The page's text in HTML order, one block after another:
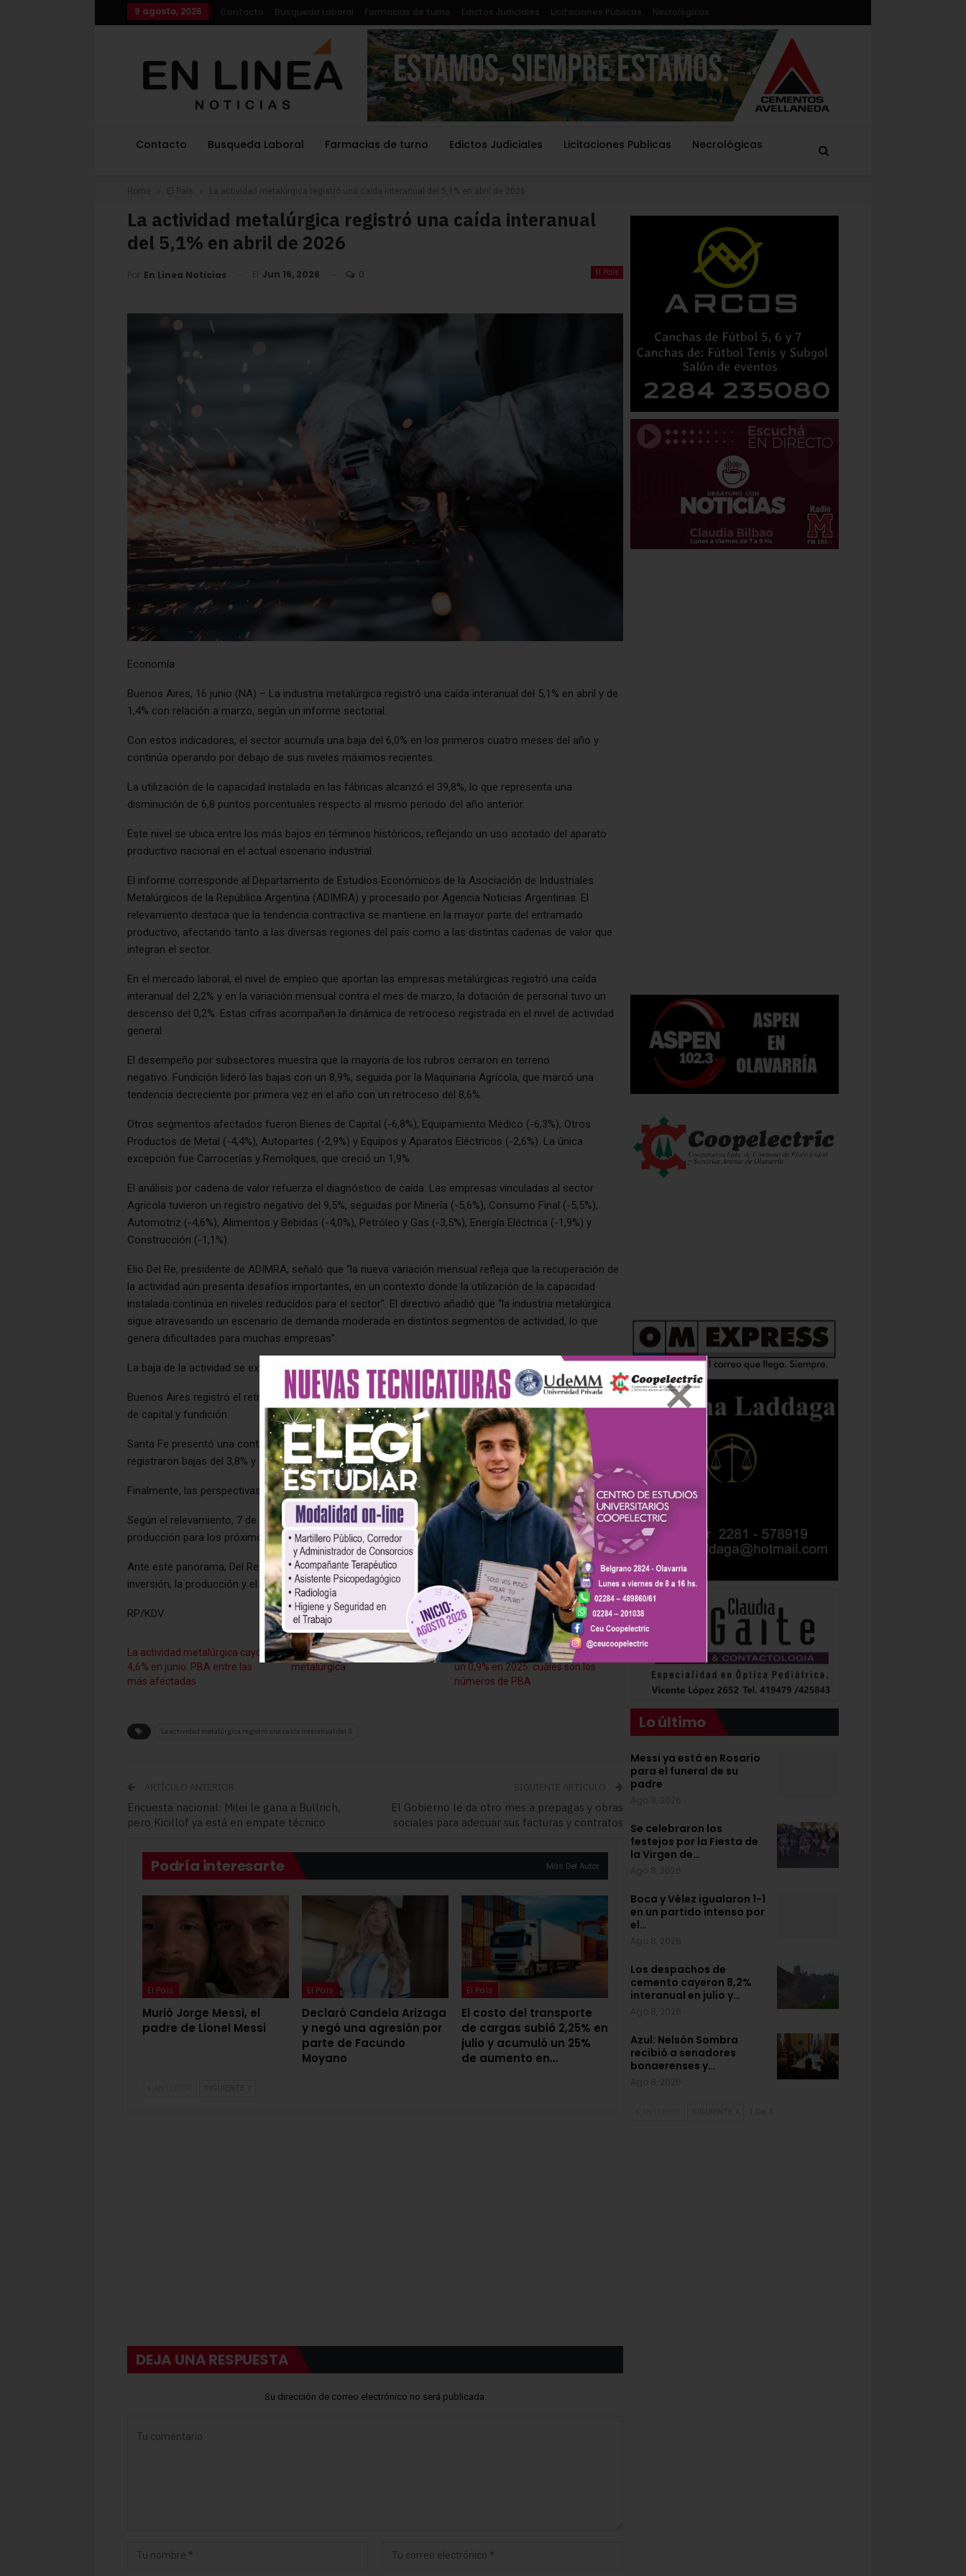
9 agosto, 2026 Contacto Busqueda Laboral Farmacias de turno Edictos Judiciales Licitaciones Publicas Necrológicas
Contacto Busqueda Laboral Farmacias de turno Edictos Judiciales Licitaciones Publicas Necrológicas
Home El País La actividad metalúrgica registró una caída interanual del 5,1% en abril de 2026
La actividad metalúrgica registró una caída interanual
del 5,1% en abril de 2026
El País
Por En Linea Noticias El Jun 16, 2026 0
Economía
Buenos Aires, 16 junio (NA) – La industria metalúrgica registró una caída interanual del 5,1% en abril y de
1,4% con relación a marzo, según un informe sectorial.
Con estos indicadores, el sector acumula una baja del 6,0% en los primeros cuatro meses del año y
continúa operando por debajo de sus niveles máximos recientes.
La utilización de la capacidad instalada en las fábricas alcanzó el 39,8%, lo que representa una
disminución de 6,8 puntos porcentuales respecto al mismo periodo del año anterior.
Este nivel se ubica entre los más bajos en términos históricos, reflejando un uso acotado del aparato
productivo nacional en el actual escenario industrial.
El informe corresponde al Departamento de Estudios Económicos de la Asociación de Industriales
Metalúrgicos de la República Argentina (ADIMRA) y procesado por Agencia Noticias Argentinas. El
relevamiento destaca que la tendencia contractiva se mantiene en la mayor parte del entramado
productivo, afectando tanto a las diversas regiones del país como a las distintas cadenas de valor que
integran el sector.
En el mercado laboral, el nivel de empleo que aportan las empresas metalúrgicas registró una caída
interanual del 2,2% y en la variación mensual contra el mes de marzo, la dotación de personal tuvo un
descenso del 0,2%. Estas cifras acompañan la dinámica de retroceso registrada en el nivel de actividad
general.
El desempeño por subsectores muestra que la mayoría de los rubros cerraron en terreno
negativo. Fundición lideró las bajas con un 8,9%, seguida por la Maquinaria Agrícola, que marcó una
tendencia decreciente por primera vez en el año con un retroceso del 8,6%.
Otros segmentos afectados fueron Bienes de Capital (-6,8%), Equipamiento Médico (-6,3%), Otros
Productos de Metal (-4,4%), Autopartes (-2,9%) y Equipos y Aparatos Eléctricos (-2,6%). La única
excepción fue Carrocerías y Remolques, que creció un 1,9%.
El análisis por cadena de valor refuerza el diagnóstico de caída. Las empresas vinculadas al sector
Agrícola tuvieron un registro negativo del 9,5%, seguidas por Minería (-5,6%), Consumo Final (-5,5%),
Automotriz (-4,6%), Alimentos y Bebidas (-4,0%), Petróleo y Gas (-3,5%), Energía Eléctrica (-1,9%) y
Construcción (-1,1%).
Elio Del Re, presidente de ADIMRA, señaló que “la nueva variación mensual refleja que la recuperación de
la actividad aún presenta desafíos importantes, en un contexto donde la utilización de la capacidad
instalada continúa en niveles reducidos para el sector”. El directivo añadió que “la industria metalúrgica
sigue atravesando un escenario de demanda moderada en distintos segmentos de actividad, lo que
genera dificultades para muchas empresas”.
La baja de la actividad se extendió a las principales provincias del país
Buenos Aires registró el retroceso más pronunciado con un 5,9%, influenciado por los rubros de bienes
de capital y fundición.
Santa Fe presentó una contracción del 5,1% y Córdoba del 4,1%, mientras que Entre Ríos y Mendoza
registraron bajas del 3,8% y 2,4% respectivamente.
Finalmente, las perspectivas para el corto plazo no muestran señales de recuperación inmediata.
Según el relevamiento, 7 de cada 10 empresas consultadas no esperan cambios positivos en su
producción para los próximos tres meses.
Ante este panorama, Del Re destacó la necesidad de “promover condiciones que favorezcan la
inversión, la producción y el sostenimiento del empleo”.
RP/KDV
La actividad metalúrgica cayó
4,6% en junio: PBA entre las
más afectadas
Caída estrepitosa de la industria
metalúrgica
La actividad metalúrgica cayó
un 0,9% en 2025: cuáles son los
números de PBA
La actividad metalúrgica registró una caída interanual del 5
ARTÍCULO ANTERIOR
Encuesta nacional: Milei le gana a Bullrich,
pero Kicillof ya está en empate técnico
SIGUIENTE ARTÍCULO
El Gobierno le da otro mes a prepagas y obras
sociales para adecuar sus facturas y contratos
Podría interesarte Más Del Autor
El País
Murió Jorge Messi, el
padre de Lionel Messi
El País
Declaró Candela Arizaga
y negó una agresión por
parte de Facundo
Moyano
El País
El costo del transporte
de cargas subió 2,25% en
julio y acumuló un 25%
de aumento en…
DEJA UNA RESPUESTA
Su dirección de correo electrónico no será publicada.
Lo último
Messi ya está en Rosario
para el funeral de su
padre
Se celebraron los
festejos por la Fiesta de
la Virgen de…
Boca y Vélez igualaron 1-1
en un partido intenso por
el…
Los despachos de
cemento cayeron 8,2%
interanual en julio y…
Azul: Nelsón Sombra
recibió a senadores
bonaerenses y…